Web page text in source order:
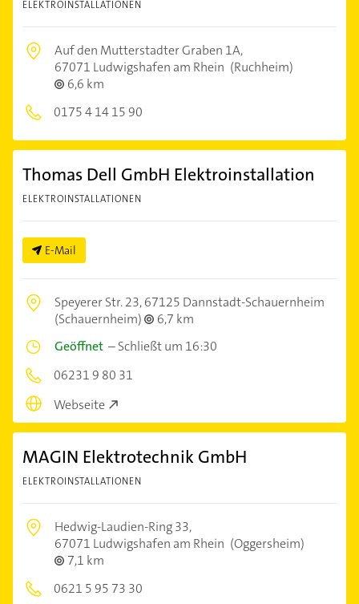
ELEKTROINSTALLATIONEN
Auf den Mutterstadter Graben 1A,
67071 Ludwigshafen am Rhein (Ruchheim)
6,6 km
0175 4 14 15 90
Thomas Dell GmbH Elektroinstallation
ELEKTROINSTALLATIONEN
E-Mail
Speyerer Str. 23,67125 Dannstadt-Schauernheim
(Schauernheim)
6,7 km
Geöffnet –Schließt um 16:30
06231 9 80 31
Webseite
MAGIN Elektrotechnik GmbH
ELEKTROINSTALLATIONEN
Hedwig-Laudien-Ring 33,
67071 Ludwigshafen am Rhein (Oggersheim)
7,1 km
0621 5 95 73 30